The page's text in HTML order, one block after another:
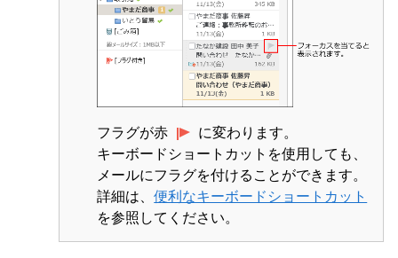
フラグが赤
に変わります。
キーボードショートカットを使用しても、
メールにフラグを付けることができます。
詳細は、便利なキーボードショートカット
を参照してください。